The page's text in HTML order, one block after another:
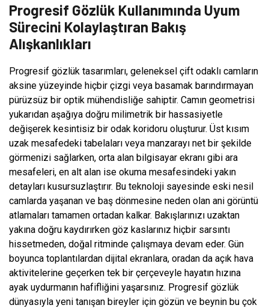
Progresif Gözlük Kullanımında Uyum
Sürecini Kolaylaştıran Bakış
Alışkanlıkları
Progresif gözlük tasarımları, geleneksel çift odaklı camların
aksine yüzeyinde hiçbir çizgi veya basamak barındırmayan
pürüzsüz bir optik mühendisliğe sahiptir. Camın geometrisi
yukarıdan aşağıya doğru milimetrik bir hassasiyetle
değişerek kesintisiz bir odak koridoru oluşturur. Üst kısım
uzak mesafedeki tabelaları veya manzarayı net bir şekilde
görmenizi sağlarken, orta alan bilgisayar ekranı gibi ara
mesafeleri, en alt alan ise okuma mesafesindeki yakın
detayları kusursuzlaştırır. Bu teknoloji sayesinde eski nesil
camlarda yaşanan ve baş dönmesine neden olan ani görüntü
atlamaları tamamen ortadan kalkar. Bakışlarınızı uzaktan
yakına doğru kaydırırken göz kaslarınız hiçbir sarsıntı
hissetmeden, doğal ritminde çalışmaya devam eder. Gün
boyunca toplantılardan dijital ekranlara, oradan da açık hava
aktivitelerine geçerken tek bir çerçeveyle hayatın hızına
ayak uydurmanın hafifliğini yaşarsınız. Progresif gözlük
dünyasıyla yeni tanışan bireyler için gözün ve beynin bu çok